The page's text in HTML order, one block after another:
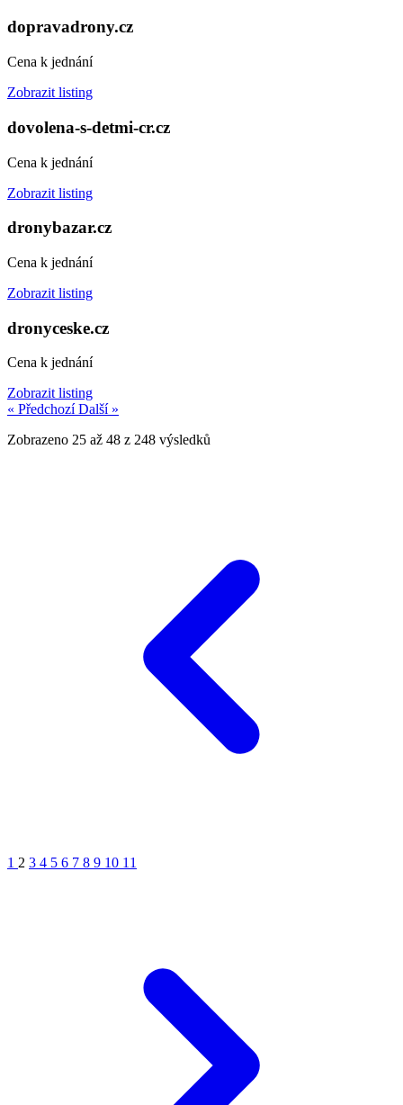
dopravadrony.cz
Cena k jednání
Zobrazit listing
dovolena-s-detmi-cr.cz
Cena k jednání
Zobrazit listing
dronybazar.cz
Cena k jednání
Zobrazit listing
dronyceske.cz
Cena k jednání
Zobrazit listing
« PředchozíDalší »
Zobrazeno 25 až 48 z 248 výsledků
1 2 3 4 5 6 7 8 9 10 11